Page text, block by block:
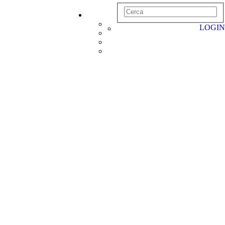
LOGIN